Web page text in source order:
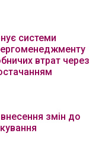
системи
втрат через
змін до